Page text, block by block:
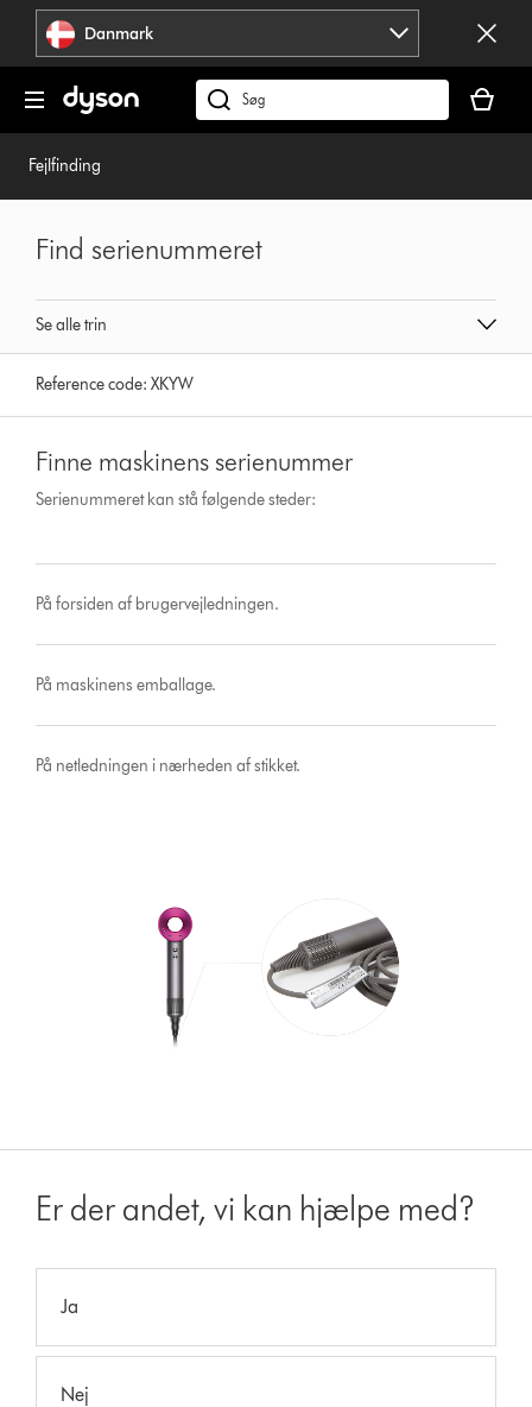
Spring
navigation
Danmark
Søg
på
er
tom
Fejlfinding
Se alle trin
Find serienummeret
Reference code:XKYW
Finne maskinens serienummer
Serienummeret kan stå følgende steder:
På forsiden af brugervejledningen.
På maskinens emballage.
På netledningen i nærheden af stikket.
Er der andet, vi kan hjælpe med?
Ja
Nej